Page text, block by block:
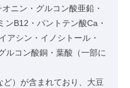
ニン・グルコン酸亜鉛・
ンB12・パントテン酸Ca・
アシン・イノシトール・
ルコン酸銅・葉酸（一部に
）が含まれており、大豆